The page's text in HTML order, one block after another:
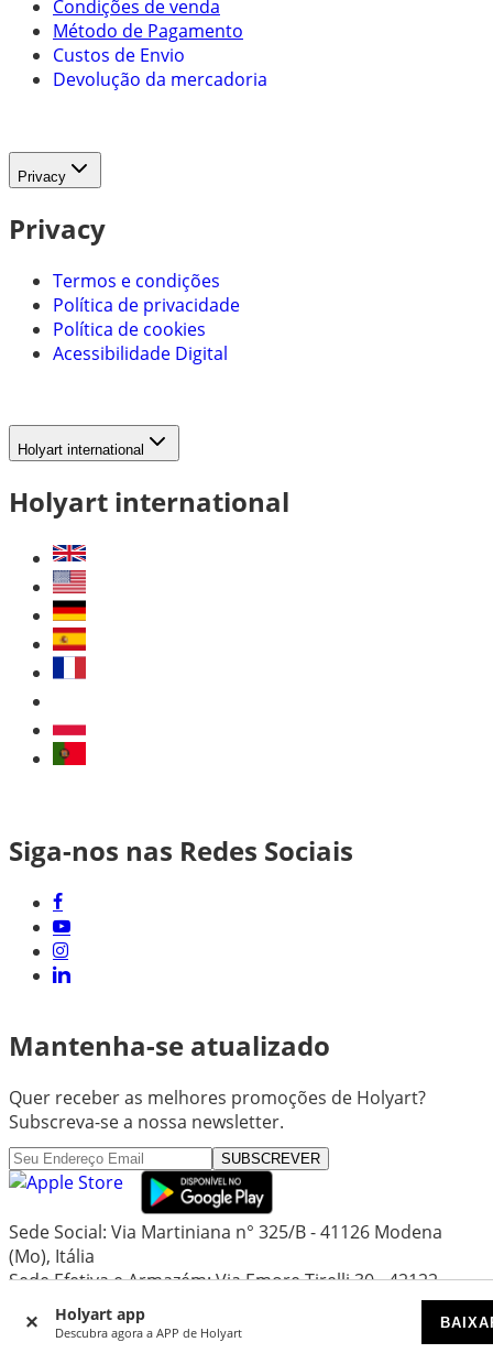
Holyart app
Descubra agora a APP de Holyart
Condições de venda
Método de Pagamento
Custos de Envio
Devolução da mercadoria
Privacy
Privacy
Termos e condições
Política de privacidade
Política de cookies
Acessibilidade Digital
Holyart international
Holyart international
Siga-nos nas Redes Sociais
Mantenha-se atualizado
Quer receber as melhores promoções de Holyart?
Subscreva-se a nossa newsletter.
SUBSCREVER
Sede Social: Via Martiniana n° 325/B - 41126 Modena
(Mo), Itália
Sede Efetiva e Armazém: Via Emore Tirelli 30 - 42122
Reggio Emilia (Re), Itália
Capital Social: 1.297.719,24 €